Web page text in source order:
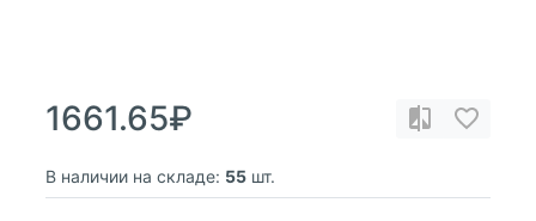
1661.65₽
В наличии на складе: 55 шт.